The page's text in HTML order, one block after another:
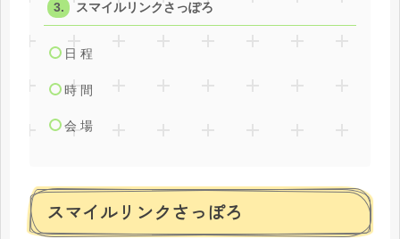
スマイルリンクさっぽろ
日 程
時 間
会 場
スマイルリンクさっぽろ